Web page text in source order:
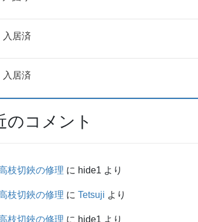
居済
居済
のコメント
枝切鋏の修理 に hide1 より
枝切鋏の修理 に Tetsuji より
枝切鋏の修理 に hide1 より